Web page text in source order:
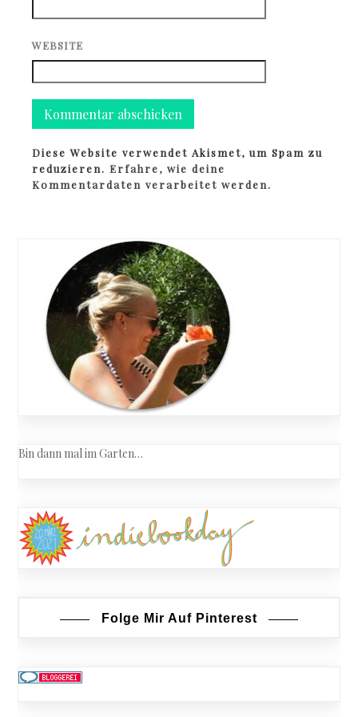
WEBSITE
Diese Website verwendet Akismet, um Spam zu
reduzieren.Erfahre, wie deine
Kommentardaten verarbeitet werden.
Bin dann mal im Garten…
Folge Mir Auf Pinterest